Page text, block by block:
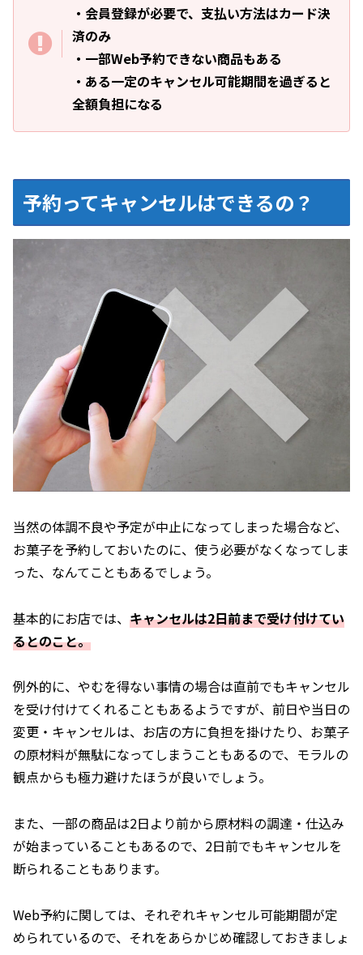
・会員登録が必要で、支払い方法はカード決
済のみ
・一部Web予約できない商品もある
・ある一定のキャンセル可能期間を過ぎると
全額負担になる
予約ってキャンセルはできるの？
当然の体調不良や予定が中止になってしまった場合など、
お菓子を予約しておいたのに、使う必要がなくなってしま
った、なんてこともあるでしょう。
基本的にお店では、 キャンセルは2日前まで受け付けてい
るとのこと。
例外的に、やむを得ない事情の場合は直前でもキャンセル
を受け付けてくれることもあるようですが、前日や当日の
変更・キャンセルは、お店の方に負担を掛けたり、お菓子
の原材料が無駄になってしまうこともあるので、モラルの
観点からも極力避けたほうが良いでしょう。
また、一部の商品は2日より前から原材料の調達・仕込み
が始まっていることもあるので、2日前でもキャンセルを
断られることもあります。
Web予約に関しては、それぞれキャンセル可能期間が定
められているので、それをあらかじめ確認しておきましょ